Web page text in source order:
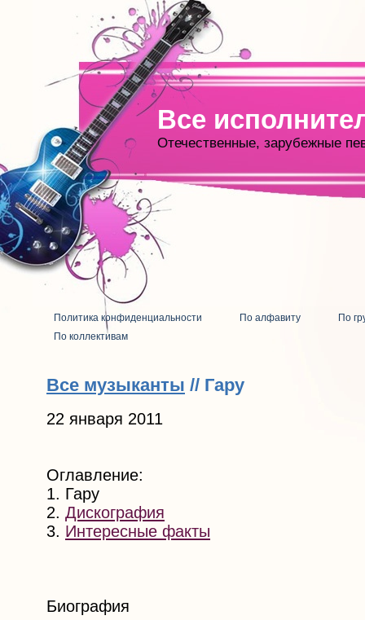
Все
Отечественные, зарубежные
Политика конфиденциальности По алфавиту
По
По коллективам
Все музыканты // Гару
22 января 2011
Оглавление:
1. Гару
2. Дискография
3. Интересные факты
Биография